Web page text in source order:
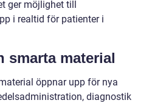
ger möjlighet till
i realtid för patienter i
smarta material
öppnar upp för nya
diagnostik